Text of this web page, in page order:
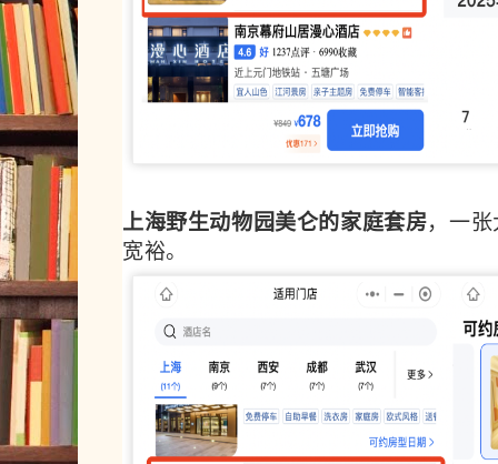
上海野生动物园美仑的家庭套房，一
宽裕。